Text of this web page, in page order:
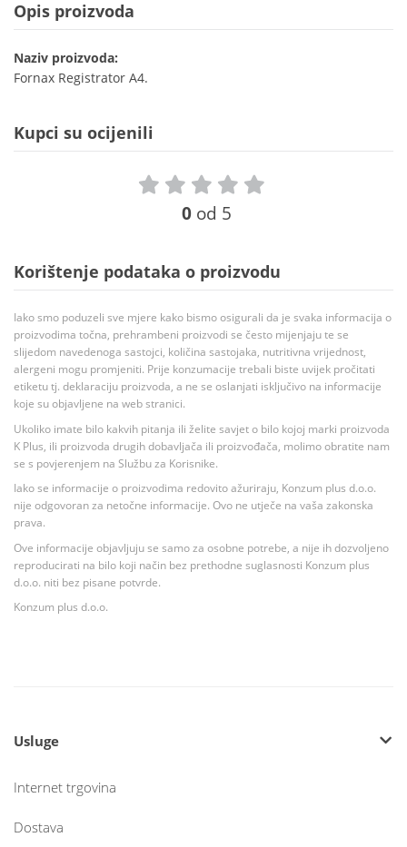
Opis proizvoda
Naziv proizvoda:
Fornax Registrator A4.
Kupci su ocijenili
0 od 5
Korištenje podataka o proizvodu
Iako smo poduzeli sve mjere kako bismo osigurali da je svaka informacija o
proizvodima točna, prehrambeni proizvodi se često mijenjaju te se
slijedom navedenoga sastojci, količina sastojaka, nutritivna vrijednost,
alergeni mogu promjeniti. Prije konzumacije trebali biste uvijek pročitati
etiketu tj. deklaraciju proizvoda, a ne se oslanjati isključivo na informacije
koje su objavljene na web stranici.
Ukoliko imate bilo kakvih pitanja ili želite savjet o bilo kojoj marki proizvoda
K Plus, ili proizvoda drugih dobavljača ili proizvođača, molimo obratite nam
se s povjerenjem na Službu za Korisnike.
Iako se informacije o proizvodima redovito ažuriraju, Konzum plus d.o.o.
nije odgovoran za netočne informacije. Ovo ne utječe na vaša zakonska
prava.
Ove informacije objavljuju se samo za osobne potrebe, a nije ih dozvoljeno
reproducirati na bilo koji način bez prethodne suglasnosti Konzum plus
d.o.o. niti bez pisane potvrde.
Konzum plus d.o.o.
Usluge
Internet trgovina
Dostava